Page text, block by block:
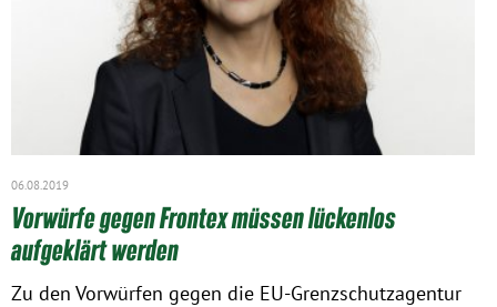
06.08.2019
Vorwürfe gegen Frontex müssen lückenlos
aufgeklärt werden
Zu den Vorwürfen gegen die EU-Grenzschutzagentur